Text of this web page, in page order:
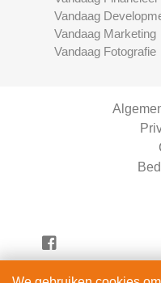
Vandaag
Vandaag Marketing
Vandaag Fotografie